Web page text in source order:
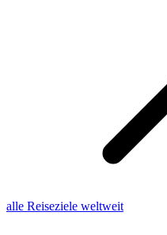
alle Reiseziele weltweit